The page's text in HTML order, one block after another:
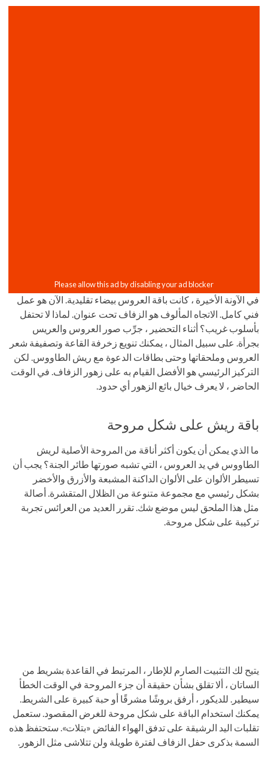
في الآونة الأخيرة ، كانت باقة العروس بيضاء تقليدية. الآن هو عمل
فني كامل. الاتجاه المألوف هو الزفاف تحت عنوان. لماذا لا تحتفل
بأسلوب غريب؟ أثناء التحضير ، جرِّب صور العروس والعريس
بجرأة. على سبيل المثال ، يمكنك تنويع زخرفة القاعة وتصفيفة شعر
العروس وملحقاتها وحتى بطاقات الدعوة مع ريش الطاووس. لكن
التركيز الرئيسي هو الأفضل القيام به على زهور الزفاف. في الوقت
الحاضر ، لا يعرف خيال بائع الزهور أي حدود.
باقة ريش على شكل مروحة
ما الذي يمكن أن يكون أكثر أناقة من المروحة الأصلية لريش
الطاووس في يد العروس ، التي تشبه صورتها طائر الجنة؟ يجب أن
تسيطر الألوان على الألوان الداكنة المشبعة والأزرق والأخضر
بشكل رئيسي مع مجموعة متنوعة من الظلال المتقشرة. أصالة
مثل هذا الملحق ليس موضع شك. تقرر العديد من العرائس تجربة
تركيبة على شكل مروحة.
يتيح لك التثبيت الصارم للإطار ، المرتبط في القاعدة بشريط من
الساتان ، ألا تقلق بشأن حقيقة أن جزء المروحة في الوقت الخطأ
سيطير. للديكور ، أرفق بروشًا مشرقًا أو حبة كبيرة على الشريط.
يمكنك استخدام الباقة على شكل مروحة للغرض المقصود. ستعمل
تقلبات اليد الرشيقة على تدفق الهواء الفائض «بتلات». ستحتفظ هذه
السمة بذكرى حفل الزفاف لفترة طويلة ولن تتلاشى مثل الزهور.